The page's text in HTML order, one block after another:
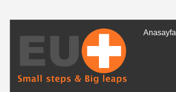
Anasayfa
Tüm
Ürünler